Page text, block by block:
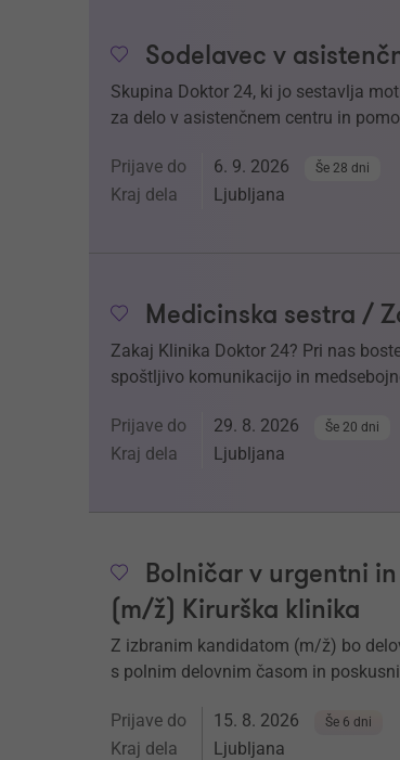
Sodelavec v
Skupina Doktor 24, ki jo sestavlja
za delo v asistenčnem centru in
Prijave do 6. 9. 2026 Še 28 dni
Kraj dela Ljubljana
Medicinska sestra /
Zakaj Klinika Doktor 24? Pri nas
spoštljivo komunikacijo in
Prijave do 29. 8. 2026 Še 20 dni
Kraj dela Ljubljana
Bolničar v urgentni
(m/ž) Kirurška klinika
Z izbranim kandidatom (m/ž) bo
s polnim delovnim časom in
Prijave do 15. 8. 2026 Še 6 dni
Kraj dela Ljubljana